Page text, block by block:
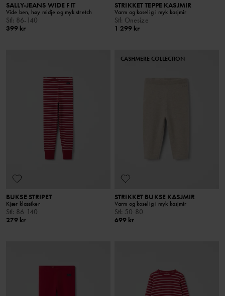
SALLY-JEANS WIDE FIT
Vide ben, høy midje og myk stretch
Stl : 86-140
399 kr
STRIKKET TEPPE KASJMIR
Varm og koselig i myk kasjmir
Stl : Onesize
1 299 kr
BUKSE STRIPET
Kjær klassiker
Stl: 86-140
279 kr
CASHMERE COLLECTION
STRIKKET BUKSE KASJMIR
Varm og koselig i myk kasjmir
Stl: 50-80
699 kr